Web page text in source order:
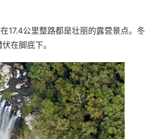
17.4公里整路都是壮丽的露营景点。冬
在脚底下。